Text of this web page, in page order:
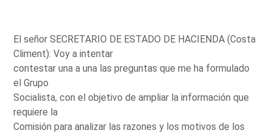
El señor SECRETARIO DE ESTADO DE HACIENDA (Costa
Climent): Voy a intentar
contestar una a una las preguntas que me ha formulado
el Grupo
Socialista, con el objetivo de ampliar la información que
requiere la
Comisión para analizar las razones y los motivos de los